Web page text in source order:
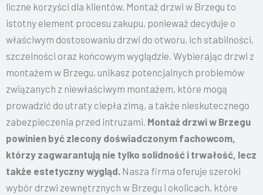
liczne korzyści dla klientów. Montaż drzwi w Brzegu to
istotny element procesu zakupu, ponieważ decyduje o
właściwym dostosowaniu drzwi do otworu, ich stabilności,
szczelności oraz końcowym wyglądzie. Wybierając drzwi z
montażem w Brzegu, unikasz potencjalnych problemów
związanych z niewłaściwym montażem, które mogą
prowadzić do utraty ciepła zimą, a także nieskutecznego
zabezpieczenia przed intruzami. Montaż drzwi w Brzegu
powinien być zlecony doświadczonym fachowcom,
którzy zagwarantują nie tylko solidność i trwałość, lecz
także estetyczny wygląd. Nasza firma oferuje szeroki
wybór drzwi zewnętrznych w Brzegu i okolicach, które